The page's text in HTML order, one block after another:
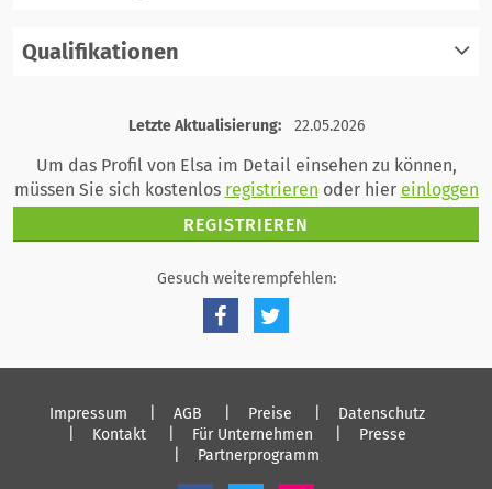
Qualifikationen
registrieren
Letzte Aktualisierung: 22.05.2026
Um das Profil von Elsa im Detail einsehen zu können,
müssen Sie sich kostenlos registrieren oder hier einloggen
REGISTRIEREN
Gesuch weiterempfehlen:
Impressum AGB Preise
Datenschutz
Kontakt
Für Unternehmen
Presse
Partnerprogramm